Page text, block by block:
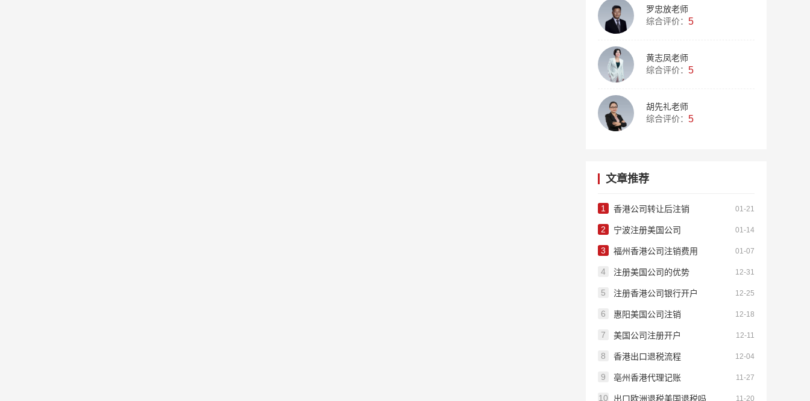
罗忠放老师
综合评价： 5
黄志凤老师
综合评价： 5
胡先礼老师
综合评价： 5
文章推荐
1 香港公司转让后注销 01-21
2 宁波注册美国公司 01-14
3 福州香港公司注销费用 01-07
4 注册美国公司的优势 12-31
5 注册香港公司银行开户 12-25
6 惠阳美国公司注销 12-18
7 美国公司注册开户 12-11
8 香港出口退税流程 12-04
9 亳州香港代理记账 11-27
10 出口欧洲退税美国退税吗 11-20